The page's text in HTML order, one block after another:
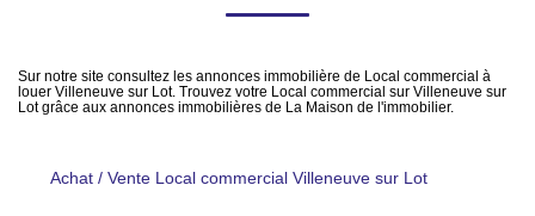
Estimer Vendre
Biens Vendus
NOS AGENCES
Sur notre site consultez les annonces immobilière de Local commercial à
louer Villeneuve sur Lot. Trouvez votre Local commercial sur Villeneuve sur
Lot grâce aux annonces immobilières de La Maison de l'immobilier.
Achat / Vente Local commercial Villeneuve sur Lot